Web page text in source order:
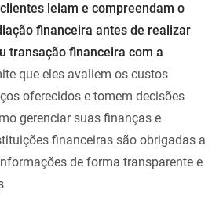
leiam e compreendam o
financeira antes de realizar
transação financeira com a
que eles avaliem os custos
oferecidos e tomem decisões
gerenciar suas finanças e
financeiras são obrigadas a
de forma transparente e